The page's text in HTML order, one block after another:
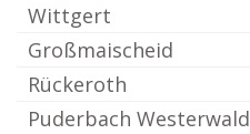
Wittgert
Großmaischeid
Rückeroth
Puderbach Westerwald